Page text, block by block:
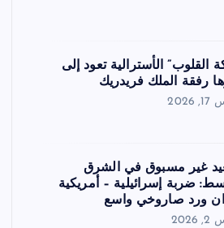
القلوب” الأسترالية تعود إلى
رفقة الملك فريدريك
غير مسبوق في الشرق
ضربة إسرائيلية – أمريكية
ورد صاروخي واسع